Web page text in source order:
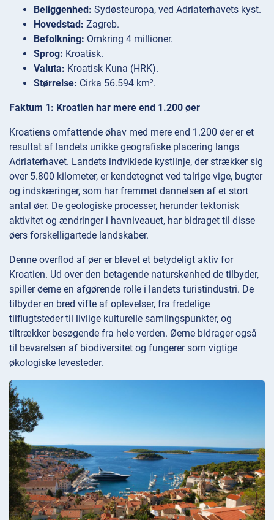
Beliggenhed: Sydøsteuropa, ved Adriaterhavets kyst.
Hovedstad: Zagreb.
Befolkning: Omkring 4 millioner.
Sprog: Kroatisk.
Valuta: Kroatisk Kuna (HRK).
Størrelse: Cirka 56.594 km².
Faktum 1: Kroatien har mere end 1.200 øer
Kroatiens omfattende øhav med mere end 1.200 øer er et
resultat af landets unikke geografiske placering langs
Adriaterhavet. Landets indviklede kystlinje, der strækker sig
over 5.800 kilometer, er kendetegnet ved talrige vige, bugter
og indskæringer, som har fremmet dannelsen af et stort
antal øer. De geologiske processer, herunder tektonisk
aktivitet og ændringer i havniveauet, har bidraget til disse
øers forskelligartede landskaber.
Denne overflod af øer er blevet et betydeligt aktiv for
Kroatien. Ud over den betagende naturskønhed de tilbyder,
spiller øerne en afgørende rolle i landets turistindustri. De
tilbyder en bred vifte af oplevelser, fra fredelige
tilflugtsteder til livlige kulturelle samlingspunkter, og
tiltrækker besøgende fra hele verden. Øerne bidrager også
til bevarelsen af biodiversitet og fungerer som vigtige
økologiske levesteder.